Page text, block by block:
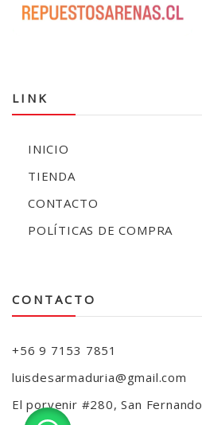
LINK
INICIO
TIENDA
CONTACTO
POLÍTICAS DE COMPRA
CONTACTO
+56 9 7153 7851
luisdesarmaduria@gmail.com
El porvenir #280, San Fernando